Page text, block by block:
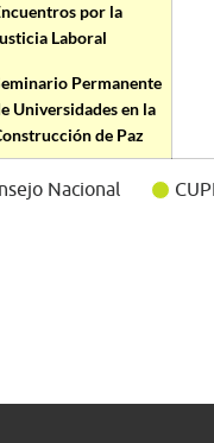
por la
Laboral
Permanente
Universidades en la
de Paz
Nacional